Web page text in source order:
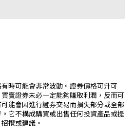
時可能會非常波動。證券價格可升可
賣證券未必一定能夠賺取利潤，反而可
能會因進行證券交易而損失部分或全部
它不構成購買或出售任何投資產品或提
攬或建議。